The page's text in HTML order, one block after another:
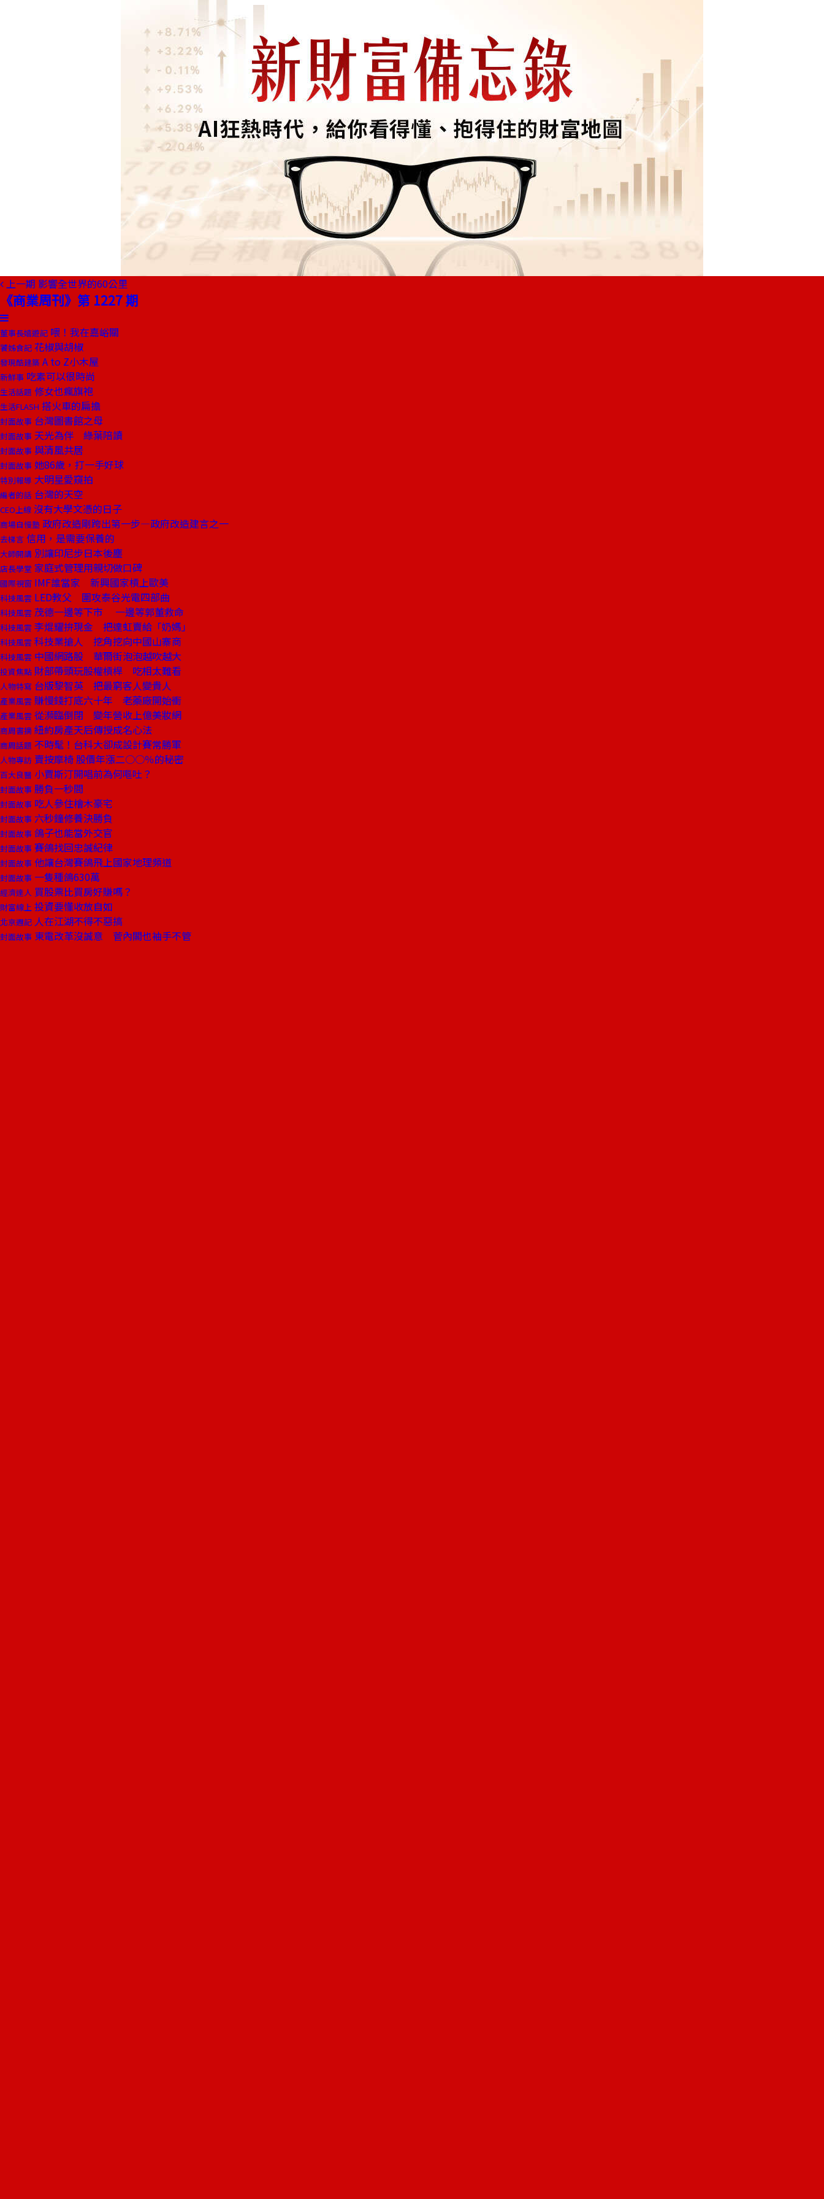
上一期 影響全世界的60公里
《商業周刊》第 1227 期
董事長嬉遊記 喂！我在嘉峪關
饕姊食記 花椒與胡椒
發現酷建築 A to Z小木屋
新鮮事 吃素可以很時尚
生活話題 修女也瘋旗袍
生活FLASH 搭火車的扁擔
封面故事 台灣圖書館之母
封面故事 天光為伴 綠葉陪讀
封面故事 與清風共居
封面故事 她86歲，打一手好球
特別報導 大明星愛窺拍
編者的話 台灣的天空
CEO上線 沒有大學文憑的日子
商場自慢塾 政府改造剛跨出第一步—政府改造建言之一
去梯言 信用，是需要保養的
大師開講 別讓印尼步日本後塵
店長學堂 家庭式管理用親切做口碑
國際視窗 IMF誰當家 新興國家槓上歐美
科技風雲 LED教父 圍攻泰谷光電四部曲
科技風雲 茂德一邊等下市 一邊等郭董救命
科技風雲 李焜耀拚現金 把達虹賣給「奶媽」
科技風雲 科技業搶人 挖角挖向中國山寨商
科技風雲 中國網路股 華爾街泡泡越吹越大
投資焦點 財部帶頭玩股權槓桿 吃相太難看
人物特寫 台版黎智英 把最窮客人變貴人
產業風雲 賺慢錢打底六十年 老藥廠開始衝
產業風雲 從瀕臨倒閉 變年營收上億美妝網
商周書摘 紐約房產天后傳授成名心法
商周話題 不時髦！台科大卻成設計賽常勝軍
人物專訪 賣按摩椅 股價年漲二○○％的秘密
百大良醫 小賈斯汀開唱前為何嘔吐？
封面故事 勝負一秒間
封面故事 吃人參住檜木豪宅
封面故事 六秒鐘修養決勝負
封面故事 鴿子也能當外交官
封面故事 賽鴿找回忠誠紀律
封面故事 他讓台灣賽鴿飛上國家地理頻道
封面故事 一隻種鴿630萬
經濟達人 買股票比買房好賺嗎？
財富線上 投資要懂收放自如
北京週記 人在江湖不得不惡搞
封面故事 東電改革沒誠意 菅內閣也袖手不管